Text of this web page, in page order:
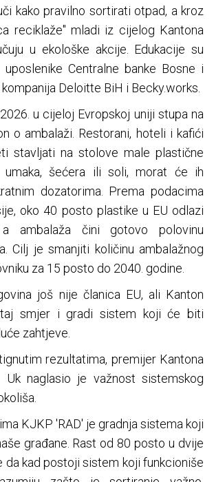
kako pravilno sortirati otpad, a kroz
reciklaže" mladi iz cijelog Kantona
u ekološke akcije. Edukacije su
Centralne banke Bosne i
Deloitte BiH i Becky.works.
u cijeloj Evropskoj uniji stupa na
o ambalaži. Restorani, hoteli i kafići
stavljati na stolove male plastične
umaka, šećera ili soli, morat će ih
dozatorima. Prema podacima
oko 40 posto plastike u EU odlazi
ambalaža čini gotovo polovinu
Cilj je smanjiti količinu ambalažnog
za 15 posto do 2040. godine.
još nije članica EU, ali Kanton
smjer i gradi sistem koji će biti
zahtjeve.
rezultatima, premijer Kantona
Uk naglasio je važnost sistemskog
KJKP 'RAD' je gradnja sistema koji
građane. Rast od 80 posto u dvije
da kad postoji sistem koji funkcioniše